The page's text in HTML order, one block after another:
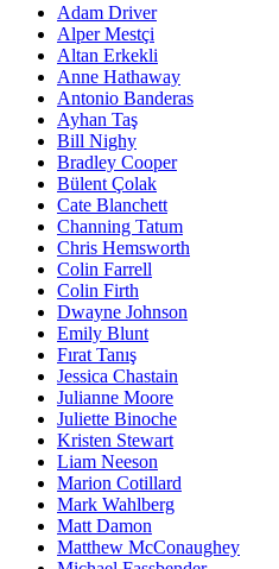
Adam Driver
Alper Mestçi
Altan Erkekli
Anne Hathaway
Antonio Banderas
Ayhan Taş
Bill Nighy
Bradley Cooper
Bülent Çolak
Cate Blanchett
Channing Tatum
Chris Hemsworth
Colin Farrell
Colin Firth
Dwayne Johnson
Emily Blunt
Fırat Tanış
Jessica Chastain
Julianne Moore
Juliette Binoche
Kristen Stewart
Liam Neeson
Marion Cotillard
Mark Wahlberg
Matt Damon
Matthew McConaughey